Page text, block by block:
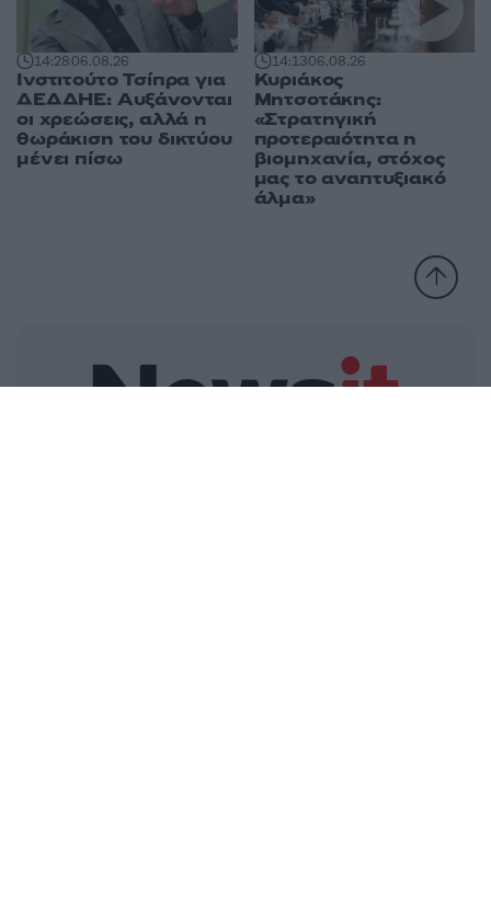
14:2806.08.26
Ινστιτούτο Τσίπρα για
ΔΕΔΔΗΕ: Αυξάνονται
οι χρεώσεις, αλλά η
θωράκιση του δικτύου
μένει πίσω
14:1306.08.26
Κυριάκος
Μητσοτάκης:
«Στρατηγική
προτεραιότητα η
βιομηχανία, στόχος
μας το αναπτυξιακό
άλμα»